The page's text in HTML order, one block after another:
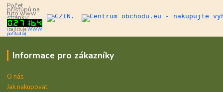
Počet
přístupů na
tuto www
stránku:
(zajišťujeWWW
počítadlo)
Informace pro zákazníky
O nás
Jak nakupovat